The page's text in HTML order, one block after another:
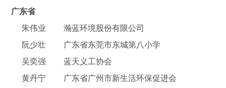
广东省
朱伟业
瀚蓝环境股份有限公司
阮少壮
广东省东莞市东城第八小学
吴奕强
蓝天义工协会
黄丹宁
广东省广州市新生活环保促进会